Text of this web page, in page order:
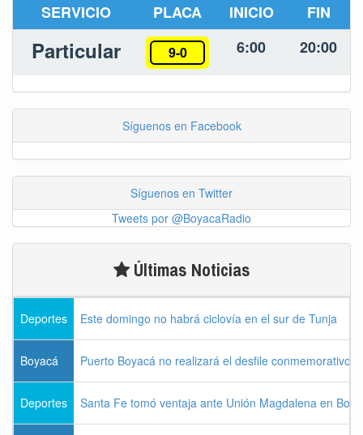
SERVICIO PLACA INICIO FIN
Particular 9-0 6:00 20:00
Síguenos en Facebook
Síguenos en Twitter
Tweets por @BoyacaRadio
Últimas Noticias
Deportes Este domingo no habrá ciclovía en el sur de Tunja
Boyacá Puerto Boyacá no realizará el desfile conmemorativo
Deportes Santa Fe tomó ventaja ante Unión Magdalena en